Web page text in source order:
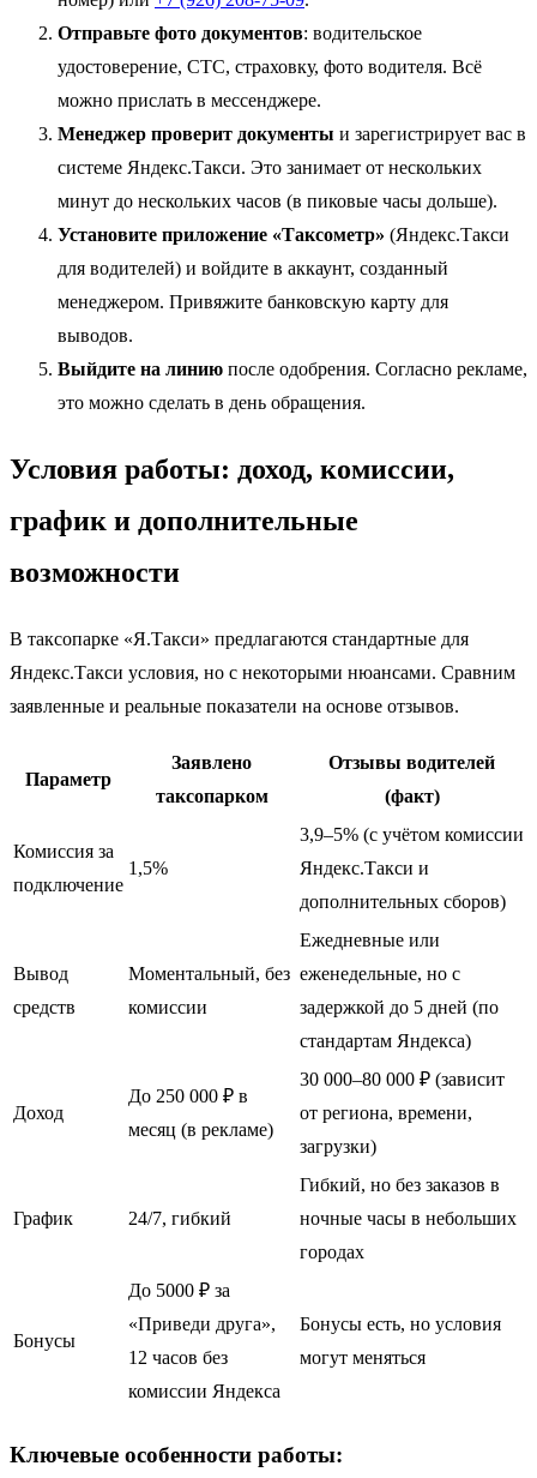
Отправьте фото документов: водительское
удостоверение, СТС, страховку, фото водителя. Всё
можно прислать в мессенджере.
Менеджер проверит документы и зарегистрирует вас в
системе Яндекс.Такси. Это занимает от нескольких
минут до нескольких часов (в пиковые часы дольше).
Установите приложение «Таксометр» (Яндекс.Такси
для водителей) и войдите в аккаунт, созданный
менеджером. Привяжите банковскую карту для
выводов.
Выйдите на линию после одобрения. Согласно рекламе,
это можно сделать в день обращения.
Условия работы: доход, комиссии,
график и дополнительные
возможности
В таксопарке «Я.Такси» предлагаются стандартные для
Яндекс.Такси условия, но с некоторыми нюансами. Сравним
заявленные и реальные показатели на основе отзывов.
Параметр
Заявлено
таксопарком
Отзывы водителей
(факт)
Комиссия за
подключение
1,5%
3,9–5% (с учётом комиссии
Яндекс.Такси и
дополнительных сборов)
Вывод
средств
Моментальный, без
комиссии
Ежедневные или
еженедельные, но с
задержкой до 5 дней (по
стандартам Яндекса)
Доход
До 250 000 ₽ в
месяц (в рекламе)
30 000–80 000 ₽ (зависит
от региона, времени,
загрузки)
График 24/7, гибкий
Гибкий, но без заказов в
ночные часы в небольших
городах
Бонусы
До 5000 ₽ за
«Приведи друга»,
12 часов без
комиссии Яндекса
Бонусы есть, но условия
могут меняться
Ключевые особенности работы: